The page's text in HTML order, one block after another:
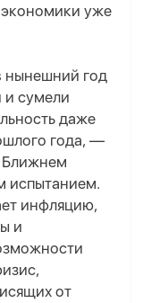
уже
нынешний год
и сумели
даже
года, —
Ближнем
испытанием.
инфляцию,
и
от